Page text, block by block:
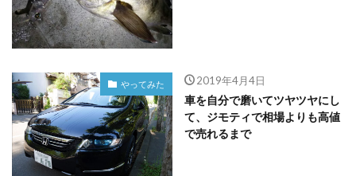
やってみた 2019年4月4日
車を自分で磨いてツヤツヤにし
て、ジモティで相場よりも高値
で売れるまで